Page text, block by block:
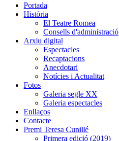
Portada
Història
El Teatre Romea
Consells d'administració
Arxiu digital
Espectacles
Recaptacions
Anecdotari
Notícies i Actualitat
Fotos
Galeria segle XX
Galeria espectacles
Enllaços
Contacte
Premi Teresa Cunillé
Primera edició (2019)